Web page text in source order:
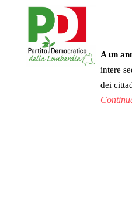
A un
intere
dei